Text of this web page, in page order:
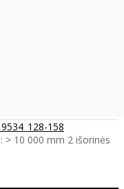
158
> 10 000 mm 2 išorinės